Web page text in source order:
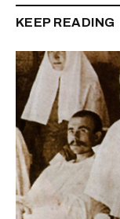
KEEP READING